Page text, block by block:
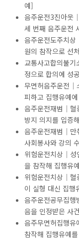
예]
음주운전3진아웃
세 번째 음주운전
음주운전도주치
원의 참작으로 선
교통사고합의불
정으로 합의에 성
무면허음주운전│
피하고 집행유예
음주운전재범│혈
방지 의지를 입증
음주운전재범│만
사회봉사와 강의
위험운전치상│성
을 참작해 집행유
위험운전치상│혈
이 실형 대신 집행
음주운전공무집
음을 인정받은 사
음주무면허집행
참작해 집행유예